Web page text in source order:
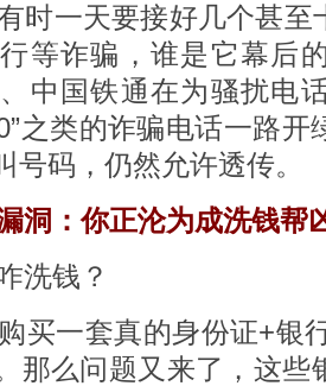
时一天要接好几个甚至
等诈骗，谁是它幕后
中国铁通在为骚扰电
之类的诈骗电话一路
号码，仍然允许透传。
洞：你正沦为成洗钱帮
洗钱？
买一套真的身份证+银
那么问题又来了，这些